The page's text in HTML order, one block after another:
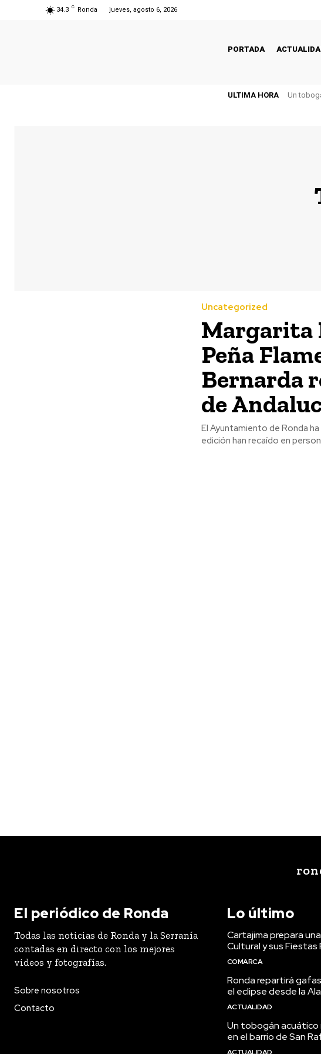
34.3 C Ronda jueves, agosto 6, 2026
PORTADA
ULTIMA HORA Un
Uncategorized
Margarita
Peña
Bernarda
de
El Ayuntamiento de Ronda
edición han recaído en
El periódico de Ronda
Todas las noticias de Ronda y la Serranía
contadas en directo con los mejores
videos y fotografías.
Sobre nosotros
Contacto
Lo último
Cartajima prepara
Cultural y sus Fiestas
COMARCA
Ronda repartirá
el eclipse desde la
ACTUALIDAD
Un tobogán acuático
en el barrio de San